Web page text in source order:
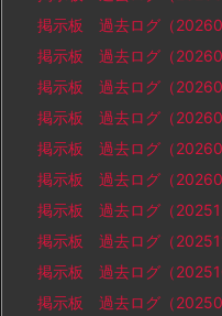
掲示板 過去ログ（
掲示板 過去ログ（
掲示板 過去ログ（
掲示板 過去ログ（
掲示板 過去ログ（
掲示板 過去ログ（
掲示板 過去ログ（
掲示板 過去ログ（
掲示板 過去ログ（
掲示板 過去ログ（